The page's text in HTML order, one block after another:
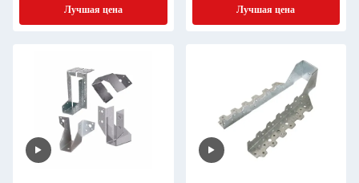
Лучшая цена Лучшая цена